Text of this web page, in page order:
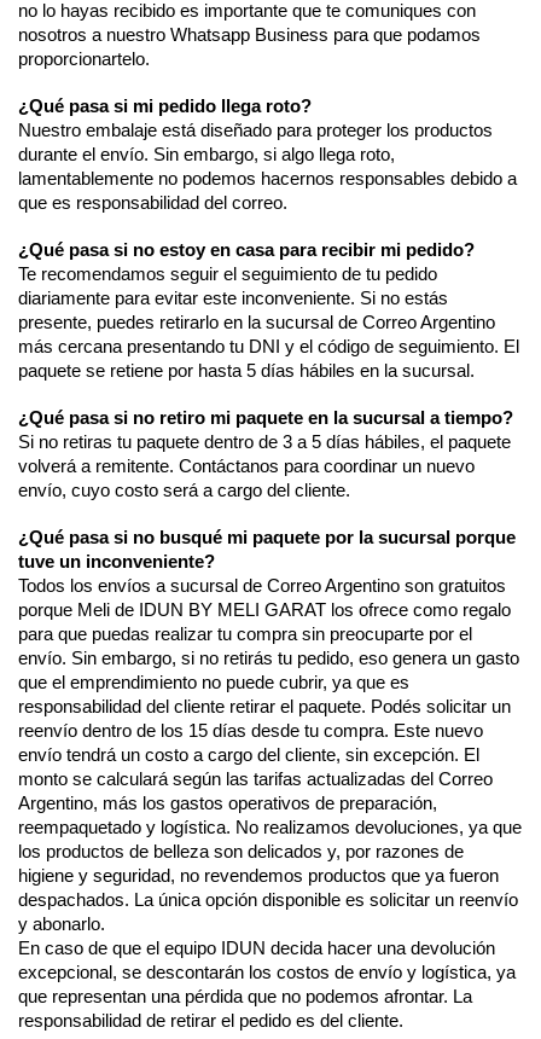
no lo hayas recibido es importante que te comuniques con
nosotros a nuestro Whatsapp Business para que podamos
proporcionartelo.
¿Qué pasa si mi pedido llega roto?
Nuestro embalaje está diseñado para proteger los productos
durante el envío. Sin embargo, si algo llega roto,
lamentablemente no podemos hacernos responsables debido a
que es responsabilidad del correo.
¿Qué pasa si no estoy en casa para recibir mi pedido?
Te recomendamos seguir el seguimiento de tu pedido
diariamente para evitar este inconveniente. Si no estás
presente, puedes retirarlo en la sucursal de Correo Argentino
más cercana presentando tu DNI y el código de seguimiento. El
paquete se retiene por hasta 5 días hábiles en la sucursal.
¿Qué pasa si no retiro mi paquete en la sucursal a tiempo?
Si no retiras tu paquete dentro de 3 a 5 días hábiles, el paquete
volverá a remitente. Contáctanos para coordinar un nuevo
envío, cuyo costo será a cargo del cliente.
¿Qué pasa si no busqué mi paquete por la sucursal porque
tuve un inconveniente?
Todos los envíos a sucursal de Correo Argentino son gratuitos
porque Meli de IDUN BY MELI GARAT los ofrece como regalo
para que puedas realizar tu compra sin preocuparte por el
envío. Sin embargo, si no retirás tu pedido, eso genera un gasto
que el emprendimiento no puede cubrir, ya que es
responsabilidad del cliente retirar el paquete. Podés solicitar un
reenvío dentro de los 15 días desde tu compra. Este nuevo
envío tendrá un costo a cargo del cliente, sin excepción. El
monto se calculará según las tarifas actualizadas del Correo
Argentino, más los gastos operativos de preparación,
reempaquetado y logística. No realizamos devoluciones, ya que
los productos de belleza son delicados y, por razones de
higiene y seguridad, no revendemos productos que ya fueron
despachados. La única opción disponible es solicitar un reenvío
y abonarlo.
En caso de que el equipo IDUN decida hacer una devolución
excepcional, se descontarán los costos de envío y logística, ya
que representan una pérdida que no podemos afrontar. La
responsabilidad de retirar el pedido es del cliente.